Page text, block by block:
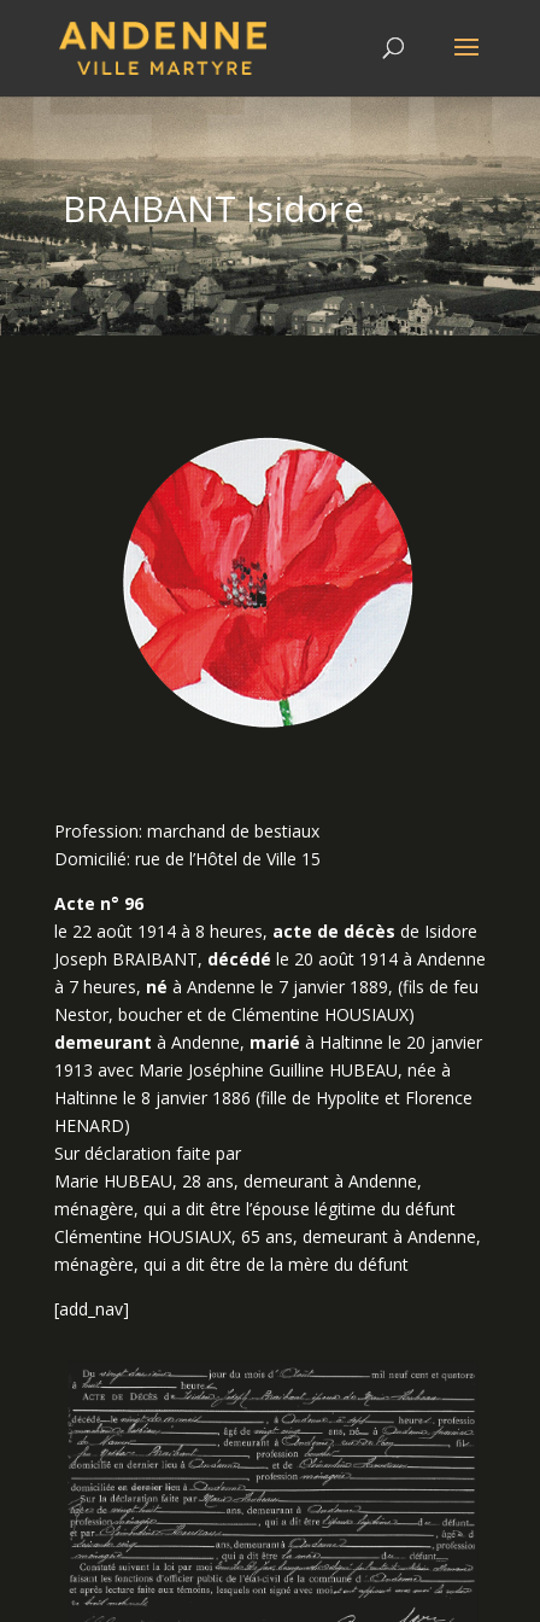
BRAIBANT Isidore
Profession: marchand de bestiaux
Domicilié: rue de l’Hôtel de Ville 15
Acte n° 96
le 22 août 1914 à 8 heures, acte de décès de Isidore
Joseph BRAIBANT, décédé le 20 août 1914 à Andenne
à 7 heures, né à Andenne le 7 janvier 1889, (fils de feu
Nestor, boucher et de Clémentine HOUSIAUX)
demeurant à Andenne, marié à Haltinne le 20 janvier
1913 avec Marie Joséphine Guilline HUBEAU, née à
Haltinne le 8 janvier 1886 (fille de Hypolite et Florence
HENARD)
Sur déclaration faite par
Marie HUBEAU, 28 ans, demeurant à Andenne,
ménagère, qui a dit être l’épouse légitime du défunt
Clémentine HOUSIAUX, 65 ans, demeurant à Andenne,
ménagère, qui a dit être de la mère du défunt
[add_nav]